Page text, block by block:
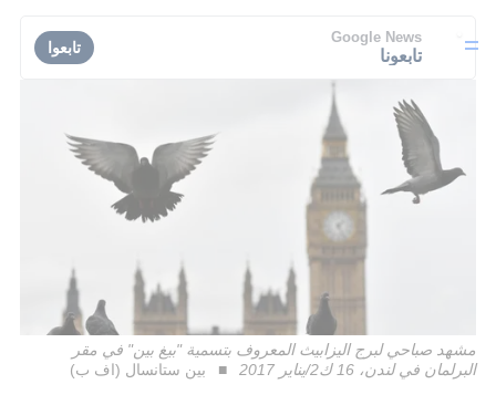
Google News
تابعونا تابعوا
مشهد صباحي لبرج اليزابيث المعروف بتسمية "بيغ بين" في مقر
البرلمان في لندن، 16 ك2/يناير 2017
بين ستانسال (اف ب)